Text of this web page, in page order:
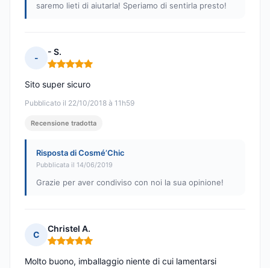
saremo lieti di aiutarla! Speriamo di sentirla presto!
-
- S.
Nota: 5 su 5
Pubblicato il 22/10/2018 à 11h59
Sito super sicuro
Recensione tradotta
Risposta di Cosmé’Chic
Pubblicata il 14/06/2019
Grazie per aver condiviso con noi la sua opinione!
C
Christel A.
Nota: 5 su 5
Molto buono, imballaggio niente di cui lamentarsi